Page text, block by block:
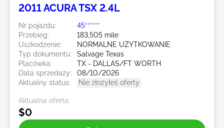
2011 ACURA TSX 2.4L
Nr pojazdu:
45******
Przebieg:
183,505 mile
Uszkodzenie:
NORMALNE UŻYTKOWANIE
Typ dokumentu:
Salvage Texas
Placówka:
TX - DALLAS/FT WORTH
Data sprzedaży:
08/10/2026
Aktualny status:
Nie złożyłeś oferty
Aktualna oferta:
$0